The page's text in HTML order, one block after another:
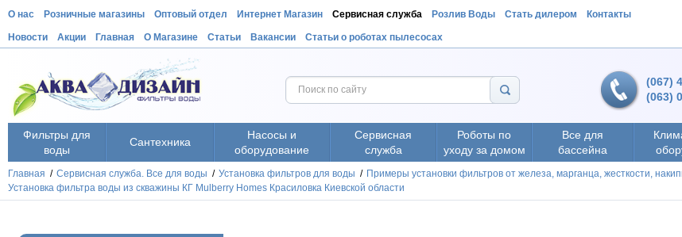
О нас Розничные магазины Оптовый отдел Интернет Магазин Сервисная служба Розлив Воды Стать дилером Контакты
Новости Акции Главная О Магазине Статьи Вакансии Статьи о роботах пылесосах
(067)
(063)
Фильтры для
воды
Сантехника
Насосы и
оборудование
Сервисная
служба
Роботы по
уходу за домом
Все для
бассейна
Главная / Сервисная служба. Все для воды / Установка фильтров для воды / Примеры установки фильтров от железа, марганца, жесткости,
Установка фильтра воды из скважины КГ Mulberry Homes Красиловка Киевской области